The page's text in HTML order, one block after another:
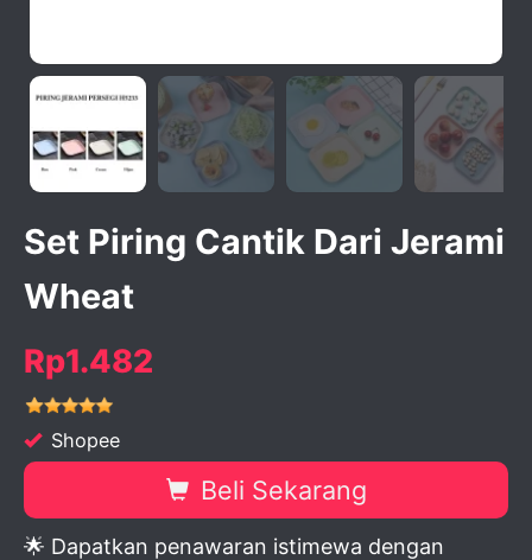
Set Piring Cantik Dari Jerami
Wheat
Rp1.482
Shopee
Beli Sekarang
🌟 Dapatkan penawaran istimewa dengan